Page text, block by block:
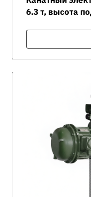
6.3 т, высота